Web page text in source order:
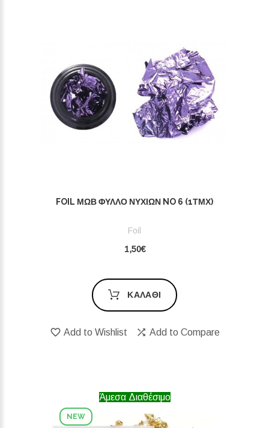
FOIL ΜΩΒ ΦΎΛΛΟ ΝΥΧΙΏΝ NO 6 (1ΤΜΧ)
Foil
1,50€
ΚΑΛΆΘΙ
Add to Wishlist Add to Compare
Άμεσα Διαθέσιμο
NEW